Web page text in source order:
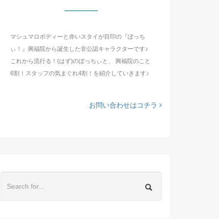
マシュマロボディーと赤いスタイが目印の『ぼっち
ぃ！』興福院から誕生した非公認キャラクターです♪
これから流行る！(はず)のぼっちぃと、 興福院のこと
6割！スタッフの気まぐれ4割！を紹介していきます♪
お問い合わせはコチラ